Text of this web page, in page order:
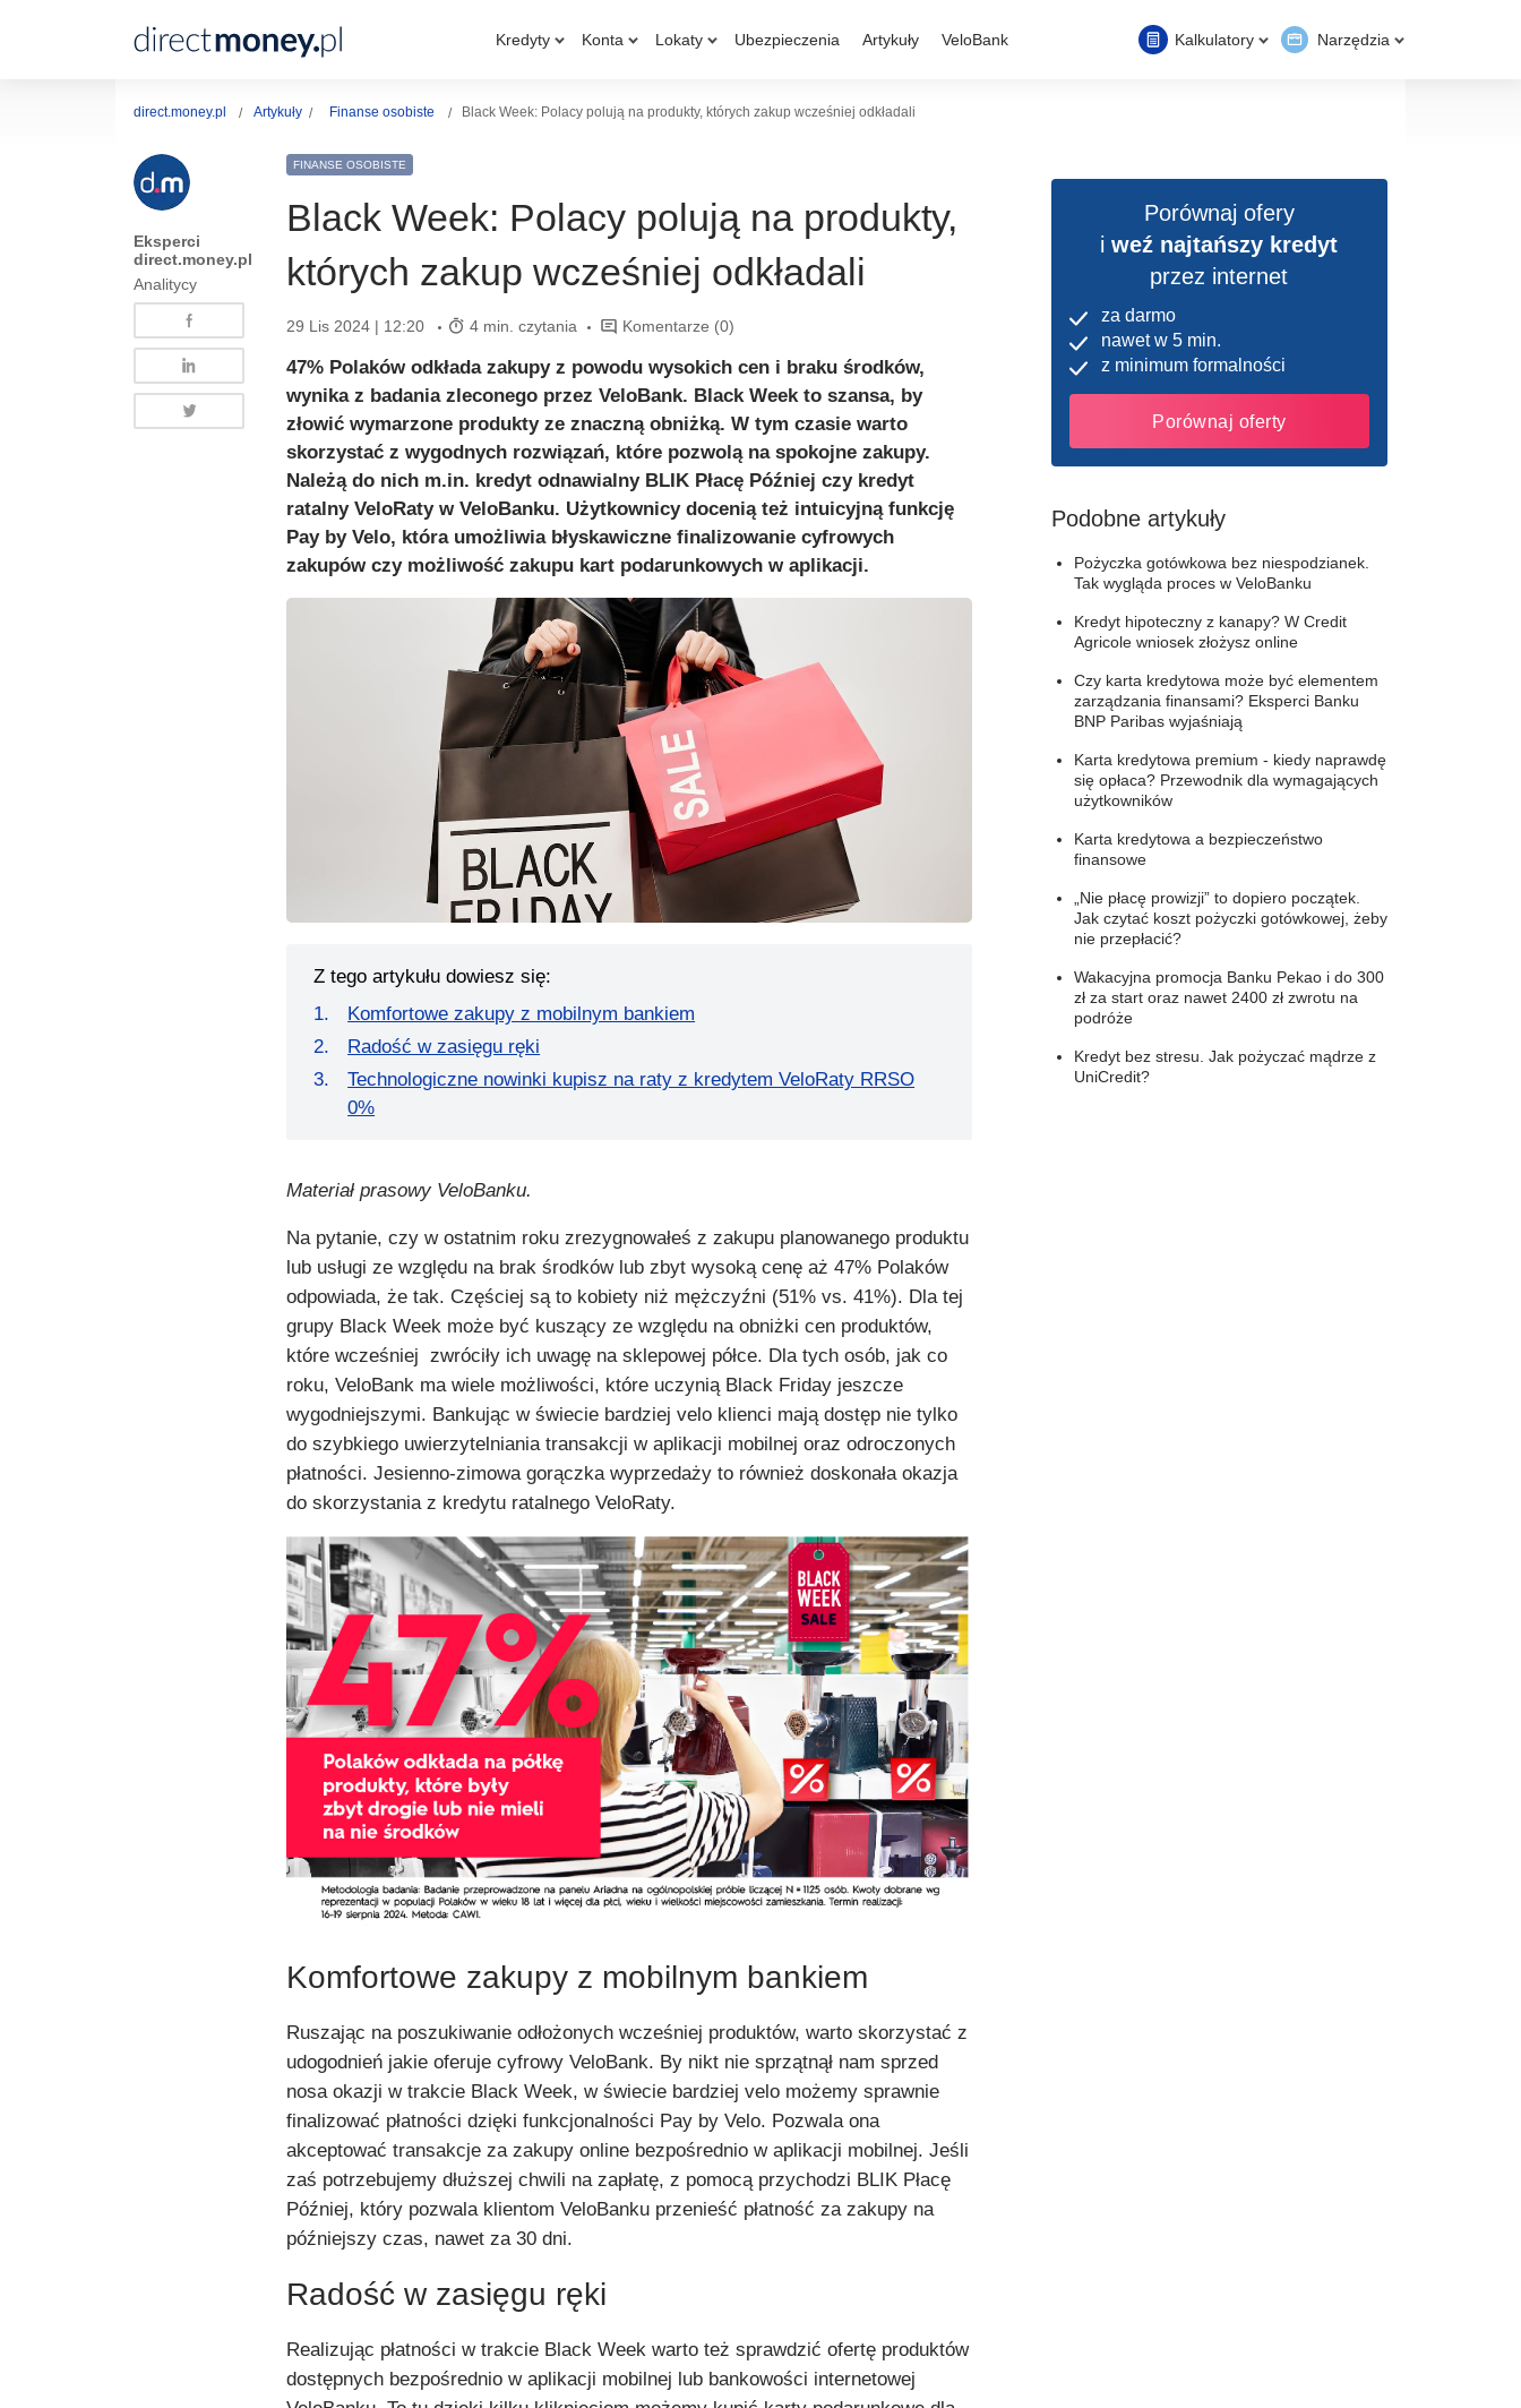
Kredyty Konta Lokaty Ubezpieczenia Artykuły VeloBank Kalkulatory Narzędzia
direct.money.pl Artykuły Finanse osobiste Black Week: Polacy polują na produkty, których zakup wcześniej odkładali
Eksperci
direct.money.pl
Analitycy
FINANSE OSOBISTE
Black Week: Polacy polują na produkty,
których zakup wcześniej odkładali
29 Lis 2024 | 12:20 4 min. czytania Komentarze (0)
47% Polaków odkłada zakupy z powodu wysokich cen i braku środków,
wynika z badania zleconego przez VeloBank. Black Week to szansa, by
złowić wymarzone produkty ze znaczną obniżką. W tym czasie warto
skorzystać z wygodnych rozwiązań, które pozwolą na spokojne zakupy.
Należą do nich m.in. kredyt odnawialny BLIK Płacę Później czy kredyt
ratalny VeloRaty w VeloBanku. Użytkownicy docenią też intuicyjną funkcję
Pay by Velo, która umożliwia błyskawiczne finalizowanie cyfrowych
zakupów czy możliwość zakupu kart podarunkowych w aplikacji.
Z tego artykułu dowiesz się:
Komfortowe zakupy z mobilnym bankiem
Radość w zasięgu ręki
Technologiczne nowinki kupisz na raty z kredytem VeloRaty RRSO
0%
Materiał prasowy VeloBanku.
Na pytanie, czy w ostatnim roku zrezygnowałeś z zakupu planowanego produktu
lub usługi ze względu na brak środków lub zbyt wysoką cenę aż 47% Polaków
odpowiada, że tak. Częściej są to kobiety niż mężczyźni (51% vs. 41%). Dla tej
grupy Black Week może być kuszący ze względu na obniżki cen produktów,
które wcześniej zwróciły ich uwagę na sklepowej półce. Dla tych osób, jak co
roku, VeloBank ma wiele możliwości, które uczynią Black Friday jeszcze
wygodniejszymi. Bankując w świecie bardziej velo klienci mają dostęp nie tylko
do szybkiego uwierzytelniania transakcji w aplikacji mobilnej oraz odroczonych
płatności. Jesienno-zimowa gorączka wyprzedaży to również doskonała okazja
do skorzystania z kredytu ratalnego VeloRaty.
Komfortowe zakupy z mobilnym bankiem
Ruszając na poszukiwanie odłożonych wcześniej produktów, warto skorzystać z
udogodnień jakie oferuje cyfrowy VeloBank. By nikt nie sprzątnął nam sprzed
nosa okazji w trakcie Black Week, w świecie bardziej velo możemy sprawnie
finalizować płatności dzięki funkcjonalności Pay by Velo. Pozwala ona
akceptować transakcje za zakupy online bezpośrednio w aplikacji mobilnej. Jeśli
zaś potrzebujemy dłuższej chwili na zapłatę, z pomocą przychodzi BLIK Płacę
Później, który pozwala klientom VeloBanku przenieść płatność za zakupy na
późniejszy czas, nawet za 30 dni.
Radość w zasięgu ręki
Realizując płatności w trakcie Black Week warto też sprawdzić ofertę produktów
dostępnych bezpośrednio w aplikacji mobilnej lub bankowości internetowej
Porównaj ofery
iweź najtańszy kredyt
przez internet
za darmo
nawet w 5 min.
z minimum formalności
Porównaj oferty
Podobne artykuły
Pożyczka gotówkowa bez niespodzianek.
Tak wygląda proces w VeloBanku
Kredyt hipoteczny z kanapy? W Credit
Agricole wniosek złożysz online
Czy karta kredytowa może być elementem
zarządzania finansami? Eksperci Banku
BNP Paribas wyjaśniają
Karta kredytowa premium - kiedy naprawdę
się opłaca? Przewodnik dla wymagających
użytkowników
Karta kredytowa a bezpieczeństwo
finansowe
„Nie płacę prowizji” to dopiero początek.
Jak czytać koszt pożyczki gotówkowej, żeby
nie przepłacić?
Wakacyjna promocja Banku Pekao i do 300
zł za start oraz nawet 2400 zł zwrotu na
podróże
Kredyt bez stresu. Jak pożyczać mądrze z
UniCredit?